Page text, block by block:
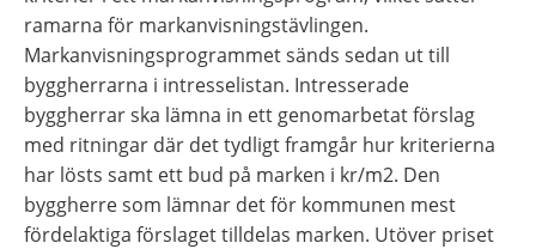
ramarna för markanvisningstävlingen.
Markanvisningsprogrammet sänds sedan ut till
byggherrarna i intresselistan. Intresserade
byggherrar ska lämna in ett genomarbetat förslag
med ritningar där det tydligt framgår hur kriterierna
har lösts samt ett bud på marken i kr/m2. Den
byggherre som lämnar det för kommunen mest
fördelaktiga förslaget tilldelas marken. Utöver priset